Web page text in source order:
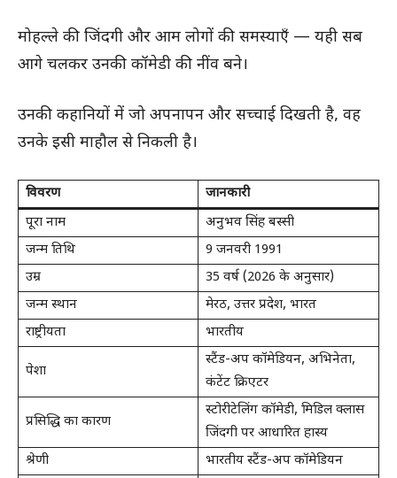
मोहल्ले की जिंदगी और आम लोगों की समस्याएँ — यही सब
आगे चलकर उनकी कॉमेडी की नींव बने।
उनकी कहानियों में जो अपनापन और सच्चाई दिखती है, वह
उनके इसी माहौल से निकली है।
विवरण
जानकारी
पूरा नाम
अनुभव सिंह बस्सी
जन्म तिथि
9 जनवरी 1991
उम्र
35 वर्ष (2026 के अनुसार)
जन्म स्थान
मेरठ, उत्तर प्रदेश, भारत
राष्ट्रीयता
भारतीय
पेशा
स्टैंड-अप कॉमेडियन, अभिनेता,
कंटेंट क्रिएटर
प्रसिद्धि का कारण
स्टोरीटेलिंग कॉमेडी, मिडिल क्लास
जिंदगी पर आधारित हास्य
श्रेणी
भारतीय स्टैंड-अप कॉमेडियन